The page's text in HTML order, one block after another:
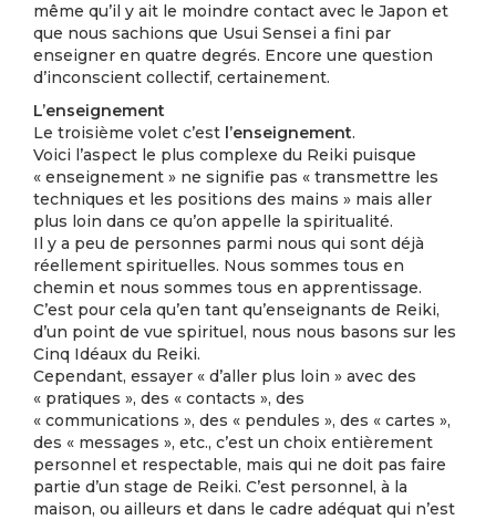
même qu’il y ait le moindre contact avec le Japon et
que nous sachions que Usui Sensei a fini par
enseigner en quatre degrés. Encore une question
d’inconscient collectif, certainement.
L’enseignement
Le troisième volet c’est l’enseignement.
Voici l’aspect le plus complexe du Reiki puisque
« enseignement » ne signifie pas « transmettre les
techniques et les positions des mains » mais aller
plus loin dans ce qu’on appelle la spiritualité.
Il y a peu de personnes parmi nous qui sont déjà
réellement spirituelles. Nous sommes tous en
chemin et nous sommes tous en apprentissage.
C’est pour cela qu’en tant qu’enseignants de Reiki,
d’un point de vue spirituel, nous nous basons sur les
Cinq Idéaux du Reiki.
Cependant, essayer « d’aller plus loin » avec des
« pratiques », des « contacts », des
« communications », des « pendules », des « cartes »,
des « messages », etc., c’est un choix entièrement
personnel et respectable, mais qui ne doit pas faire
partie d’un stage de Reiki. C’est personnel, à la
maison, ou ailleurs et dans le cadre adéquat qui n’est